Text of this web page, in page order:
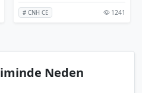
# CNH CE
Neden